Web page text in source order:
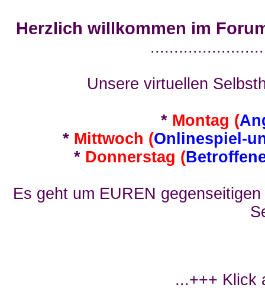
Herzlich willkommen im
Unsere virtuellen
* Montag (
* Mittwoch (Onlinespiel-
* Donnerstag (
Es geht um EUREN
...+++ Klick